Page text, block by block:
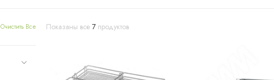
Очистить Все Показаны все 7 продуктов